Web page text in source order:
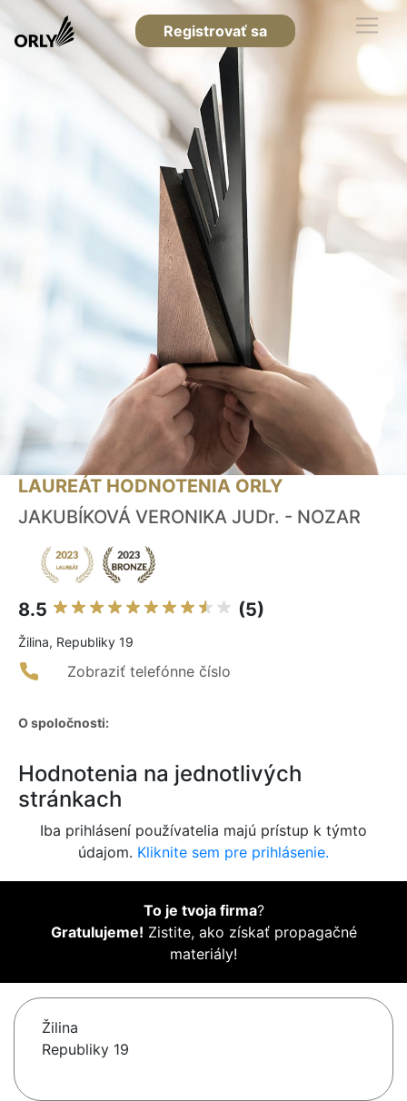
Registrovať sa
LAUREÁT HODNOTENIA ORLY
JAKUBÍKOVÁ VERONIKA JUDr. - NOZAR
8.5 (5)
Žilina, Republiky 19
Zobraziť telefónne číslo
O spoločnosti:
Hodnotenia na jednotlivých
stránkach
Iba prihlásení používatelia majú prístup k týmto
údajom. Kliknite sem pre prihlásenie.
To je tvoja firma?
Gratulujeme! Zistite, ako získať propagačné
materiály!
Žilina
Republiky 19